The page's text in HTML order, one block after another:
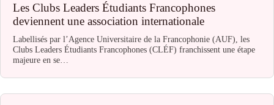
Les Clubs Leaders Étudiants Francophones
deviennent une association internationale
Labellisés par l’Agence Universitaire de la Francophonie (AUF), les
Clubs Leaders Étudiants Francophones (CLÉF) franchissent une étape
majeure en se…